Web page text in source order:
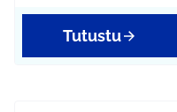
Tutustu